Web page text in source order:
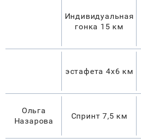
Индивидуальная
гонка 15 км
эстафета 4х6 км
Ольга
Назарова
Спринт 7,5 км